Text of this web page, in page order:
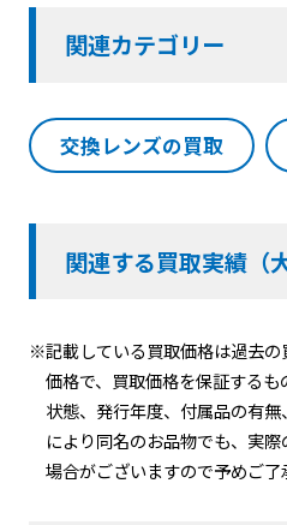
関連カテゴリー
交換レンズの買取
関連する買取実績（
※記載している買取価格は過去
価格で、買取価格を保証する
状態、発行年度、付属品の有
により同名のお品物でも、実
場合がございますので予めご了